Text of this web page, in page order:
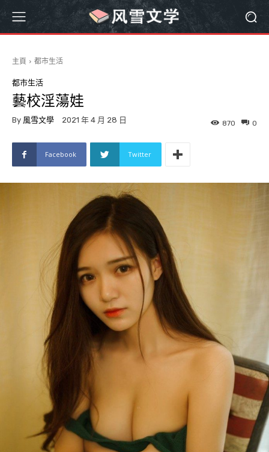
主頁 都市生活
都市生活
藝校淫蕩娃
By 風雪文學 2021 年 4 月 28 日 0
870
Facebook Twitter